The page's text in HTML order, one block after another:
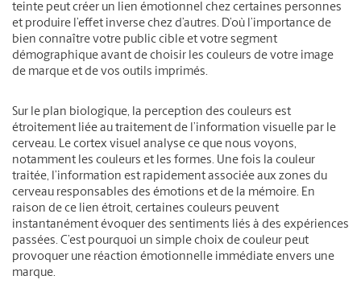
teinte peut créer un lien émotionnel chez certaines personnes
et produire l’effet inverse chez d’autres. D’où l’importance de
bien connaître votre public cible et votre segment
démographique avant de choisir les couleurs de votre image
de marque et de vos outils imprimés.
Sur le plan biologique, la perception des couleurs est
étroitement liée au traitement de l’information visuelle par le
cerveau. Le cortex visuel analyse ce que nous voyons,
notamment les couleurs et les formes. Une fois la couleur
traitée, l’information est rapidement associée aux zones du
cerveau responsables des émotions et de la mémoire. En
raison de ce lien étroit, certaines couleurs peuvent
instantanément évoquer des sentiments liés à des expériences
passées. C’est pourquoi un simple choix de couleur peut
provoquer une réaction émotionnelle immédiate envers une
marque.